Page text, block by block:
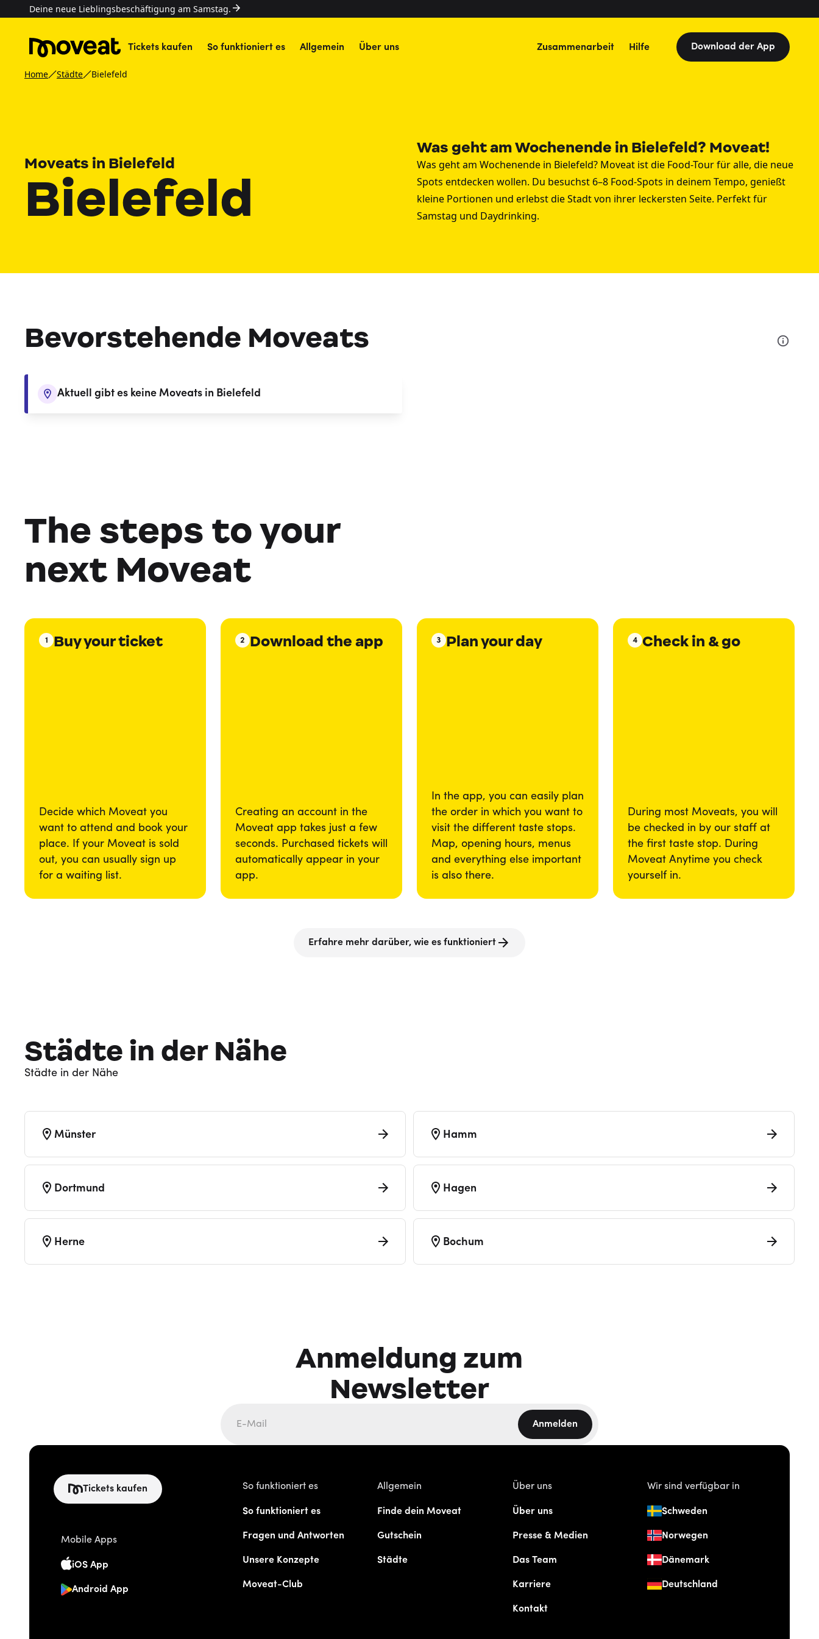
Deine neue Lieblingsbeschäftigung am Samstag.
Tickets kaufen So funktioniert es Allgemein Über uns Zusammenarbeit Hilfe Download der App
Home Städte Bielefeld
Moveats in Bielefeld
Bielefeld
Was geht am Wochenende in Bielefeld? Moveat!
Was geht am Wochenende in Bielefeld? Moveat ist die Food-Tour für alle, die neue
Spots entdecken wollen. Du besuchst 6–8 Food-Spots in deinem Tempo, genießt
kleine Portionen und erlebst die Stadt von ihrer leckersten Seite. Perfekt für
Samstag und Daydrinking.
Bevorstehende Moveats
Aktuell gibt es keine Moveats in Bielefeld
The steps to your
next Moveat
1 Buy your ticket
Decide which Moveat you
want to attend and book your
place. If your Moveat is sold
out, you can usually sign up
for a waiting list.
2 Download the app
Creating an account in the
Moveat app takes just a few
seconds. Purchased tickets will
automatically appear in your
app.
3 Plan your day
In the app, you can easily plan
the order in which you want to
visit the different taste stops.
Map, opening hours, menus
and everything else important
is also there.
4 Check in & go
During most Moveats, you will
be checked in by our staff at
the first taste stop. During
Moveat Anytime you check
yourself in.
Erfahre mehr darüber, wie es funktioniert
Städte in der Nähe
Städte in der Nähe
Münster Hamm
Dortmund Hagen
Herne Bochum
Anmeldung zum
Newsletter
Anmelden
Tickets kaufen
Mobile Apps
iOS App
Android App
So funktioniert es
So funktioniert es
Fragen und Antworten
Unsere Konzepte
Moveat-Club
Allgemein
Finde dein Moveat
Gutschein
Städte
Über uns
Über uns
Presse & Medien
Das Team
Karriere
Kontakt
Wir sind verfügbar in
Schweden
Norwegen
Dänemark
Deutschland